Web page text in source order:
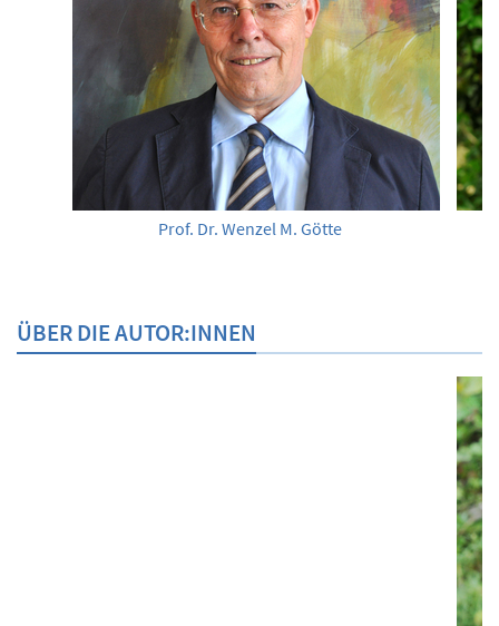
Prof. Dr. Wenzel M. Götte
ÜBER DIE AUTOR:INNEN